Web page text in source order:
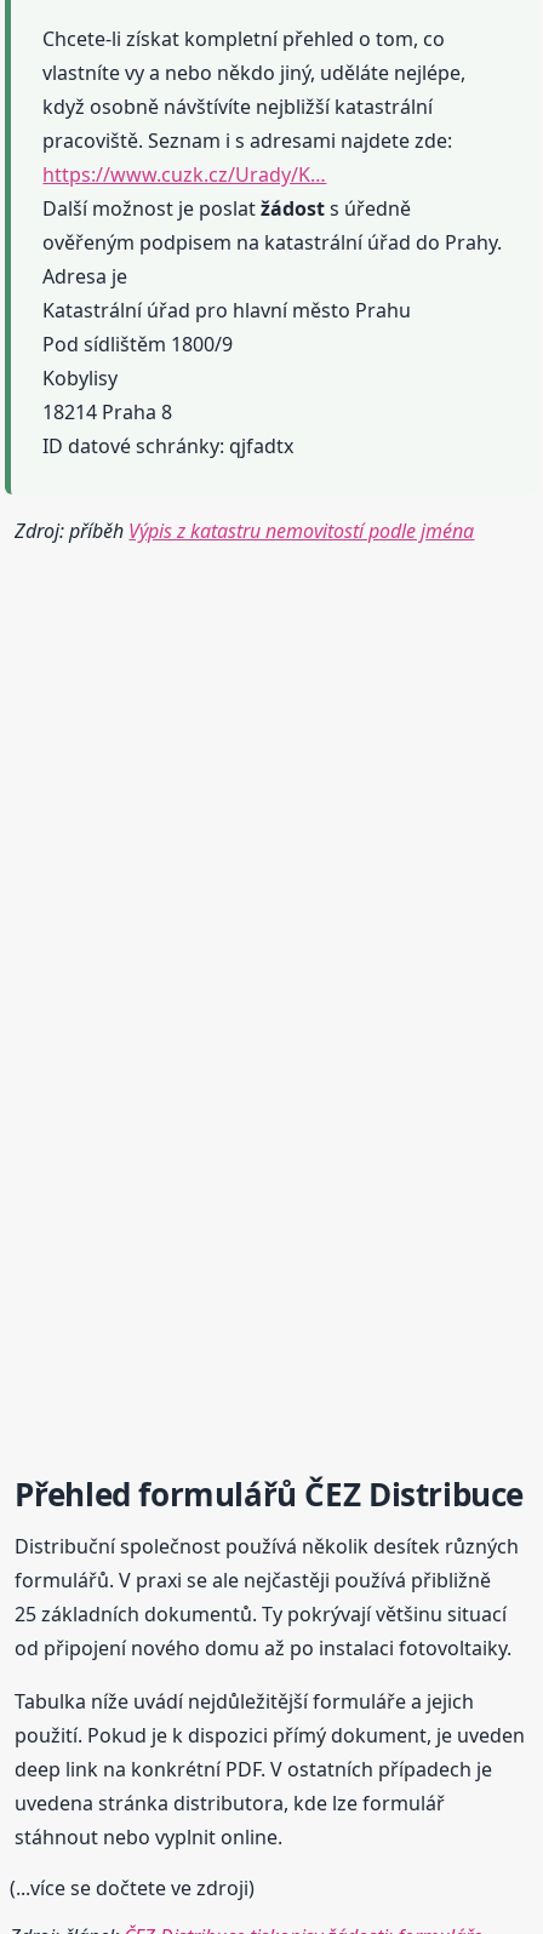
Chcete-li získat kompletní přehled o tom, co
vlastníte vy a nebo někdo jiný, uděláte nejlépe,
když osobně návštívíte nejbližší katastrální
pracoviště. Seznam i s adresami najdete zde:
https://www.cuzk.cz/Urady/K…
Další možnost je poslatžádosts úředně
ověřeným podpisem na katastrální úřad do Prahy.
Adresa je
Katastrální úřad pro hlavní město Prahu
Pod sídlištěm 1800/9
Kobylisy
18214 Praha 8
ID datové schránky: qjfadtx
Zdroj: příběh Výpis z katastru nemovitostí podle jména
Přehled formulářů ČEZ Distribuce
Distribuční společnost používá několik desítek různých
formulářů. V praxi se ale nejčastěji používá přibližně
25 základních dokumentů. Ty pokrývají většinu situací
od připojení nového domu až po instalaci fotovoltaiky.
Tabulka níže uvádí nejdůležitější formuláře a jejich
použití. Pokud je k dispozici přímý dokument, je uveden
deep link na konkrétní PDF. V ostatních případech je
uvedena stránka distributora, kde lze formulář
stáhnout nebo vyplnit online.
(...více se dočtete ve zdroji)